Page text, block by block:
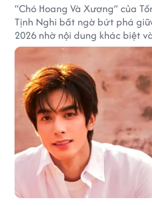
“Chó Hoang Và Xương” của
Tịnh Nghi bất ngờ bứt phá
2026 nhờ nội dung khác biệt